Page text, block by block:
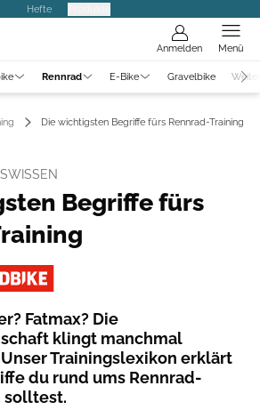
Hefte
Anmelden Menü
Rennrad E-Bike Gravelbike
Die wichtigsten Begriffe fürs Rennrad-Training
Begriffe fürs
Fatmax? Die
klingt manchmal
Trainingslexikon erklärt
du rund ums Rennrad-
solltest.